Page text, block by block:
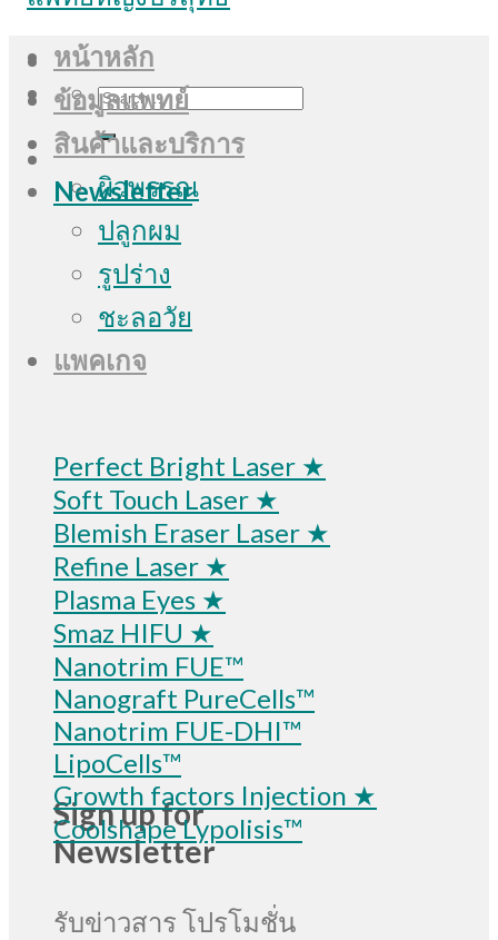
Search
for:
Newsletter
Sign up for
Newsletter
รับข่าวสาร โปรโมชั่น
หน้าหลัก
ข้อมูลแพทย์
สินค้าและบริการ
ผิวพรรณ
ปลูกผม
รูปร่าง
ชะลอวัย
แพคเกจ
Perfect Bright Laser ★
Soft Touch Laser ★
Blemish Eraser Laser ★
Refine Laser ★
Plasma Eyes ★
Smaz HIFU ★
Nanotrim FUE™
Nanograft PureCells™
Nanotrim FUE-DHI™
LipoCells™
Growth factors Injection ★
Coolshape Lypolisis™